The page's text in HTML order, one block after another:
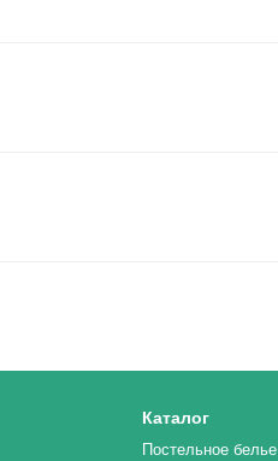
Каталог
Постельное белье